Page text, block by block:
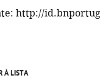
http://
À LISTA